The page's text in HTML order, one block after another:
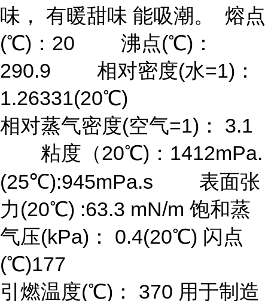
味， 有暖甜味 能吸潮。 熔点
(℃)：20 沸点(℃)：
290.9 相对密度(水=1)：
1.26331(20℃)
相对蒸气密度(空气=1)： 3.1
粘度（20℃)：1412mPa.
(25℃):945mPa.s 表面张
力(20℃) :63.3 mN/m 饱和蒸
气压(kPa)： 0.4(20℃) 闪点
(℃)177
引燃温度(℃)： 370 用于制造